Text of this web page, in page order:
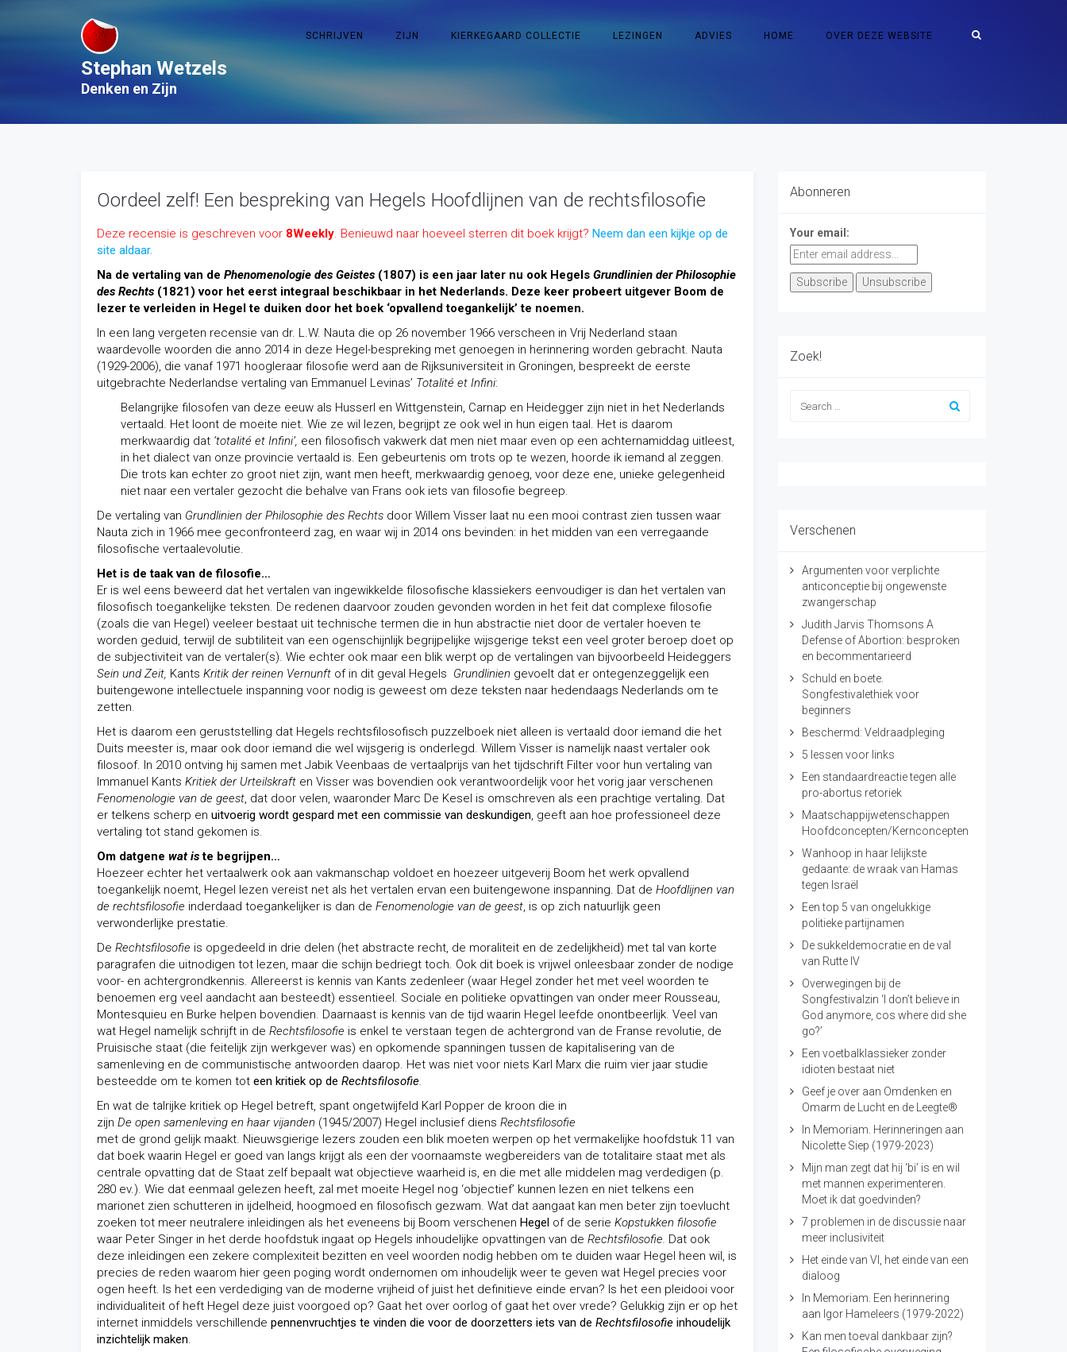
SCHRIJVEN ZIJN KIERKEGAARD COLLECTIE LEZINGEN ADVIES HOME OVER DEZE WEBSITE
Stephan Wetzels
Denken en Zijn
Oordeel zelf! Een bespreking van Hegels Hoofdlijnen van de rechtsfilosofie
Deze recensie is geschreven voor 8Weekly. Benieuwd naar hoeveel sterren dit boek krijgt? Neem dan een kijkje op de
site aldaar.
Na de vertaling van de Phenomenologie des Geistes (1807) is een jaar later nu ook Hegels Grundlinien der Philosophie
des Rechts (1821) voor het eerst integraal beschikbaar in het Nederlands. Deze keer probeert uitgever Boom de
lezer te verleiden in Hegel te duiken door het boek ‘opvallend toegankelijk’ te noemen.
In een lang vergeten recensie van dr. L.W. Nauta die op 26 november 1966 verscheen in Vrij Nederland staan
waardevolle woorden die anno 2014 in deze Hegel-bespreking met genoegen in herinnering worden gebracht. Nauta
(1929-2006), die vanaf 1971 hoogleraar filosofie werd aan de Rijksuniversiteit in Groningen, bespreekt de eerste
uitgebrachte Nederlandse vertaling van Emmanuel Levinas’ Totalité et Infini:
Belangrijke filosofen van deze eeuw als Husserl en Wittgenstein, Carnap en Heidegger zijn niet in het Nederlands
vertaald. Het loont de moeite niet. Wie ze wil lezen, begrijpt ze ook wel in hun eigen taal. Het is daarom
merkwaardig dat ‘totalité et Infini’, een filosofisch vakwerk dat men niet maar even op een achternamiddag uitleest,
in het dialect van onze provincie vertaald is. Een gebeurtenis om trots op te wezen, hoorde ik iemand al zeggen.
Die trots kan echter zo groot niet zijn, want men heeft, merkwaardig genoeg, voor deze ene, unieke gelegenheid
niet naar een vertaler gezocht die behalve van Frans ook iets van filosofie begreep.
De vertaling van Grundlinien der Philosophie des Rechts door Willem Visser laat nu een mooi contrast zien tussen waar
Nauta zich in 1966 mee geconfronteerd zag, en waar wij in 2014 ons bevinden: in het midden van een verregaande
filosofische vertaalevolutie.
Het is de taak van de filosofie…
Er is wel eens beweerd dat het vertalen van ingewikkelde filosofische klassiekers eenvoudiger is dan het vertalen van
filosofisch toegankelijke teksten. De redenen daarvoor zouden gevonden worden in het feit dat complexe filosofie
(zoals die van Hegel) veeleer bestaat uit technische termen die in hun abstractie niet door de vertaler hoeven te
worden geduid, terwijl de subtiliteit van een ogenschijnlijk begrijpelijke wijsgerige tekst een veel groter beroep doet op
de subjectiviteit van de vertaler(s). Wie echter ook maar een blik werpt op de vertalingen van bijvoorbeeld Heideggers
Sein und Zeit, Kants Kritik der reinen Vernunft of in dit geval Hegels Grundlinien gevoelt dat er ontegenzeggelijk een
buitengewone intellectuele inspanning voor nodig is geweest om deze teksten naar hedendaags Nederlands om te
zetten.
Het is daarom een geruststelling dat Hegels rechtsfilosofisch puzzelboek niet alleen is vertaald door iemand die het
Duits meester is, maar ook door iemand die wel wijsgerig is onderlegd. Willem Visser is namelijk naast vertaler ook
filosoof. In 2010 ontving hij samen met Jabik Veenbaas de vertaalprijs van het tijdschrift Filter voor hun vertaling van
Immanuel Kants Kritiek der Urteilskraft en Visser was bovendien ook verantwoordelijk voor het vorig jaar verschenen
Fenomenologie van de geest, dat door velen, waaronder Marc De Kesel is omschreven als een prachtige vertaling. Dat
er telkens scherp en uitvoerig wordt gespard met een commissie van deskundigen, geeft aan hoe professioneel deze
vertaling tot stand gekomen is.
Om datgene wat iste begrijpen…
Hoezeer echter het vertaalwerk ook aan vakmanschap voldoet en hoezeer uitgeverij Boom het werk opvallend
toegankelijk noemt, Hegel lezen vereist net als het vertalen ervan een buitengewone inspanning. Dat de Hoofdlijnen van
de rechtsfilosofie inderdaad toegankelijker is dan de Fenomenologie van de geest, is op zich natuurlijk geen
verwonderlijke prestatie.
De Rechtsfilosofie is opgedeeld in drie delen (het abstracte recht, de moraliteit en de zedelijkheid) met tal van korte
paragrafen die uitnodigen tot lezen, maar die schijn bedriegt toch. Ook dit boek is vrijwel onleesbaar zonder de nodige
voor- en achtergrondkennis. Allereerst is kennis van Kants zedenleer (waar Hegel zonder het met veel woorden te
benoemen erg veel aandacht aan besteedt) essentieel. Sociale en politieke opvattingen van onder meer Rousseau,
Montesquieu en Burke helpen bovendien. Daarnaast is kennis van de tijd waarin Hegel leefde onontbeerlijk. Veel van
wat Hegel namelijk schrijft in de Rechtsfilosofie is enkel te verstaan tegen de achtergrond van de Franse revolutie, de
Pruisische staat (die feitelijk zijn werkgever was) en opkomende spanningen tussen de kapitalisering van de
samenleving en de communistische antwoorden daarop. Het was niet voor niets Karl Marx die ruim vier jaar studie
besteedde om te komen tot een kritiek op de Rechtsfilosofie.
En wat de talrijke kritiek op Hegel betreft, spant ongetwijfeld Karl Popper de kroon die in
zijn De open samenleving en haar vijanden (1945/2007) Hegel inclusief diens Rechtsfilosofie
met de grond gelijk maakt. Nieuwsgierige lezers zouden een blik moeten werpen op het vermakelijke hoofdstuk 11 van
dat boek waarin Hegel er goed van langs krijgt als een der voornaamste wegbereiders van de totalitaire staat met als
centrale opvatting dat de Staat zelf bepaalt wat objectieve waarheid is, en die met alle middelen mag verdedigen (p.
280 ev.). Wie dat eenmaal gelezen heeft, zal met moeite Hegel nog ‘objectief’ kunnen lezen en niet telkens een
marionet zien schutteren in ijdelheid, hoogmoed en filosofisch gezwam. Wat dat aangaat kan men beter zijn toevlucht
zoeken tot meer neutralere inleidingen als het eveneens bij Boom verschenen Hegel of de serie Kopstukken filosofie
waar Peter Singer in het derde hoofdstuk ingaat op Hegels inhoudelijke opvattingen van de Rechtsfilosofie. Dat ook
deze inleidingen een zekere complexiteit bezitten en veel woorden nodig hebben om te duiden waar Hegel heen wil, is
precies de reden waarom hier geen poging wordt ondernomen om inhoudelijk weer te geven wat Hegel precies voor
ogen heeft. Is het een verdediging van de moderne vrijheid of juist het definitieve einde ervan? Is het een pleidooi voor
individualiteit of heft Hegel deze juist voorgoed op? Gaat het over oorlog of gaat het over vrede? Gelukkig zijn er op het
internet inmiddels verschillende pennenvruchtjes te vinden die voor de doorzetters iets van de Rechtsfilosofie inhoudelijk
inzichtelijk maken.
Abonneren
Your email:
Zoek!
Verschenen
Argumenten voor verplichte
anticonceptie bij ongewenste
zwangerschap
Judith Jarvis Thomsons A
Defense of Abortion: besproken
en becommentarieerd
Schuld en boete.
Songfestivalethiek voor
beginners
Beschermd: Veldraadpleging
5 lessen voor links
Een standaardreactie tegen alle
pro-abortus retoriek
Maatschappijwetenschappen
Hoofdconcepten/Kernconcepten
Wanhoop in haar lelijkste
gedaante: de wraak van Hamas
tegen Israël
Een top 5 van ongelukkige
politieke partijnamen
De sukkeldemocratie en de val
van Rutte IV
Overwegingen bij de
Songfestivalzin ‘I don’t believe in
God anymore, cos where did she
go?’
Een voetbalklassieker zonder
idioten bestaat niet
Geef je over aan Omdenken en
Omarm de Lucht en de Leegte®
In Memoriam. Herinneringen aan
Nicolette Siep (1979-2023)
Mijn man zegt dat hij ‘bi’ is en wil
met mannen experimenteren.
Moet ik dat goedvinden?
7 problemen in de discussie naar
meer inclusiviteit
Het einde van VI, het einde van een
dialoog
In Memoriam. Een herinnering
aan Igor Hameleers (1979-2022)
Kan men toeval dankbaar zijn?